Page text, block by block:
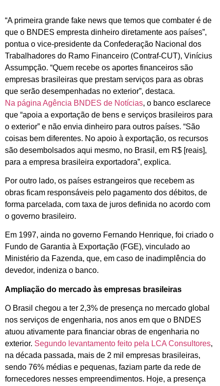
“A primeira grande fake news que temos que combater é de
que o BNDES empresta dinheiro diretamente aos países”,
pontua o vice-presidente da Confederação Nacional dos
Trabalhadores do Ramo Financeiro (Contraf-CUT), Vinícius
Assumpção. “Quem recebe os aportes financeiros são
empresas brasileiras que prestam serviços para as obras
que serão desempenhadas no exterior”, destaca.
Na página Agência BNDES de Notícias, o banco esclarece
que “apoia a exportação de bens e serviços brasileiros para
o exterior” e não envia dinheiro para outros países. “São
coisas bem diferentes. No apoio à exportação, os recursos
são desembolsados aqui mesmo, no Brasil, em R$ [reais],
para a empresa brasileira exportadora”, explica.
Por outro lado, os países estrangeiros que recebem as
obras ficam responsáveis pelo pagamento dos débitos, de
forma parcelada, com taxa de juros definida no acordo com
o governo brasileiro.
Em 1997, ainda no governo Fernando Henrique, foi criado o
Fundo de Garantia à Exportação (FGE), vinculado ao
Ministério da Fazenda, que, em caso de inadimplência do
devedor, indeniza o banco.
Ampliação do mercado às empresas brasileiras
O Brasil chegou a ter 2,3% de presença no mercado global
nos serviços de engenharia, nos anos em que o BNDES
atuou ativamente para financiar obras de engenharia no
exterior. Segundo levantamento feito pela LCA Consultores,
na década passada, mais de 2 mil empresas brasileiras,
sendo 76% médias e pequenas, faziam parte da rede de
fornecedores nesses empreendimentos. Hoje, a presença